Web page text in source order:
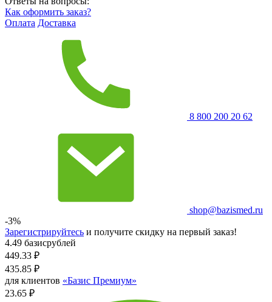
Как оформить заказ?
Оплата Доставка
8 800 200 20 62
shop@bazismed.ru
-3%
Зарегистрируйтесь и получите скидку на первый заказ!
4.49 базисрублей
449.33 ₽
435.85 ₽
для клиентов «Базис Премиум»
23.65 ₽